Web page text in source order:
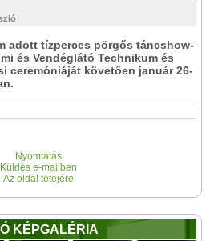
adott tízperces pörgős táncshow-
és Vendéglátó Technikum és
ceremóniáját követően január 26-
Nyomtatás
Küldés e-mailben
Az oldal tetejére
KÉPGALÉRIA